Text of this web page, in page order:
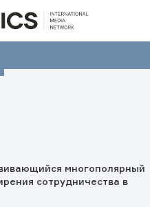
многополярный
сотрудничества в